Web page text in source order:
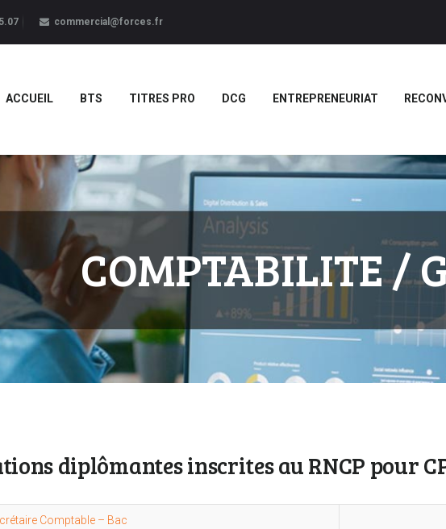
commercial@forces.fr
ACCUEIL BTS TITRES PRO DCG ENTREPRENEURIAT
COMPTABILITE /
Forces LMS
BTS
DCG
RECONVERSION PRO
BOUTIQUE
MARQUE
BLANCHE/SCORM
diplômantes inscrites au RNCP pour
Comptable – Bac